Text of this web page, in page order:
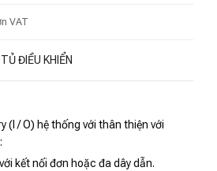
VAT
ĐIỀU KHIỂN
(I / O) hệ thống với thân thiện với
kết nối đơn hoặc đa dây dẫn.